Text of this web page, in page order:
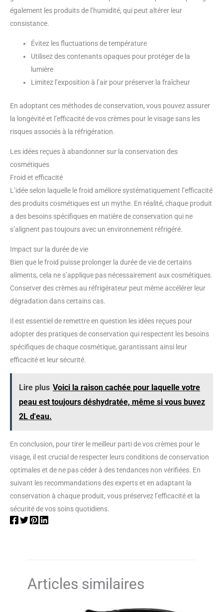
également les produits de l’humidité, qui peut altérer leur
consistance.
Évitez les fluctuations de température
Utilisez des contenants opaques pour protéger de la
lumière
Limitez l’exposition à l’air pour préserver la fraîcheur
En adoptant ces méthodes de conservation, vous pouvez assurer
la longévité et l’efficacité de vos crèmes pour le visage sans les
risques associés à la réfrigération.
Les idées reçues à abandonner sur la conservation des
cosmétiques
Froid et efficacité
L’idée selon laquelle le froid améliore systématiquement l’efficacité
des produits cosmétiques est un mythe. En réalité, chaque produit
a des besoins spécifiques en matière de conservation qui ne
s’alignent pas toujours avec un environnement réfrigéré.
Impact sur la durée de vie
Bien que le froid puisse prolonger la durée de vie de certains
aliments, cela ne s’applique pas nécessairement aux cosmétiques.
Conserver des crèmes au réfrigérateur peut même accélérer leur
dégradation dans certains cas.
Il est essentiel de remettre en question les idées reçues pour
adopter des pratiques de conservation qui respectent les besoins
spécifiques de chaque cosmétique, garantissant ainsi leur
efficacité et leur sécurité.
Lire plus Voici la raison cachée pour laquelle votre
peau est toujours déshydratée, même si vous buvez
2L d'eau.
En conclusion, pour tirer le meilleur parti de vos crèmes pour le
visage, il est crucial de respecter leurs conditions de conservation
optimales et de ne pas céder à des tendances non vérifiées. En
suivant les recommandations des experts et en adaptant la
conservation à chaque produit, vous préservez l’efficacité et la
sécurité de vos soins quotidiens.
Articles similaires